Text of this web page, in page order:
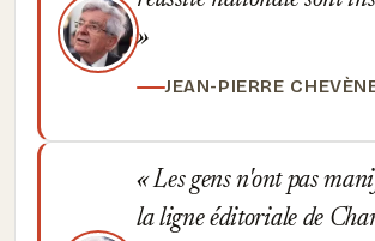
JEAN-PIERRE
Les gens n'ont pas
la ligne éditoriale de